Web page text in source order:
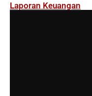
Laporan Keuangan